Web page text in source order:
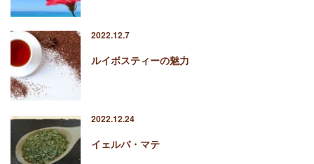
2022.12.7
ルイボスティーの魅力
2022.12.24
イェルバ・マテ